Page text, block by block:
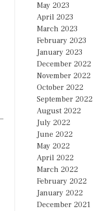
May 2023
April 2023
March 2023
February 2023
January 2023
December 2022
November 2022
October 2022
September 2022
August 2022
July 2022
June 2022
May 2022
April 2022
March 2022
February 2022
January 2022
December 2021